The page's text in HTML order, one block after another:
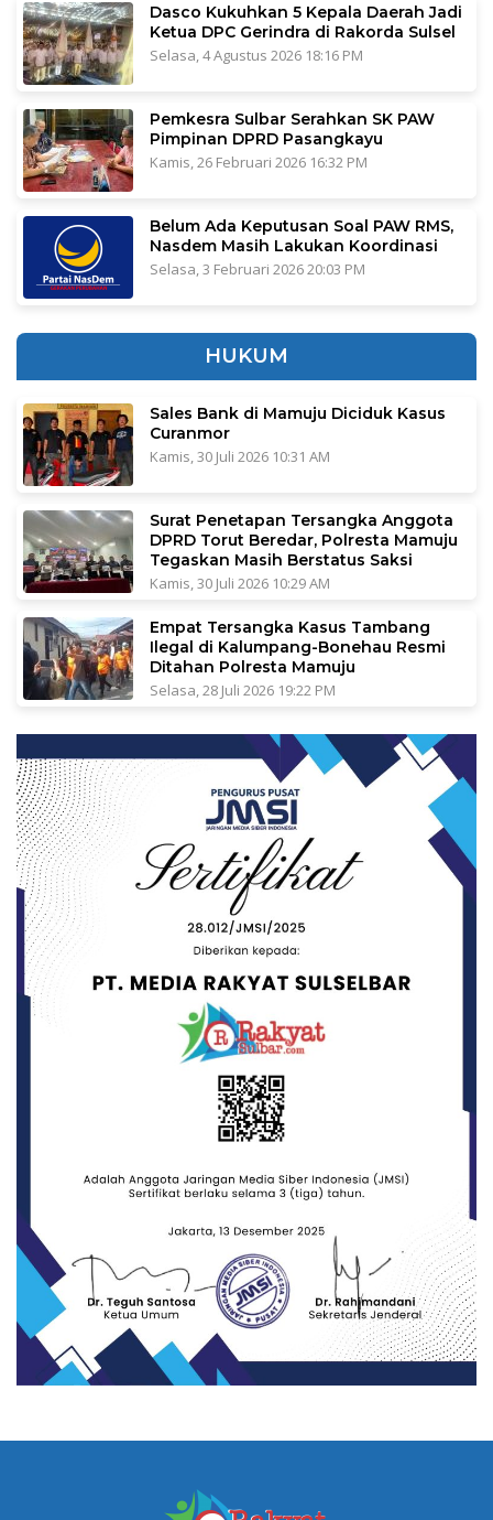
Dasco Kukuhkan 5 Kepala Daerah Jadi
Ketua DPC Gerindra di Rakorda Sulsel
Selasa, 4 Agustus 2026 18:16 PM
Pemkesra Sulbar Serahkan SK PAW
Pimpinan DPRD Pasangkayu
Kamis, 26 Februari 2026 16:32 PM
Belum Ada Keputusan Soal PAW RMS,
Nasdem Masih Lakukan Koordinasi
Selasa, 3 Februari 2026 20:03 PM
HUKUM
Sales Bank di Mamuju Diciduk Kasus
Curanmor
Kamis, 30 Juli 2026 10:31 AM
Surat Penetapan Tersangka Anggota
DPRD Torut Beredar, Polresta Mamuju
Tegaskan Masih Berstatus Saksi
Kamis, 30 Juli 2026 10:29 AM
Empat Tersangka Kasus Tambang
Ilegal di Kalumpang-Bonehau Resmi
Ditahan Polresta Mamuju
Selasa, 28 Juli 2026 19:22 PM